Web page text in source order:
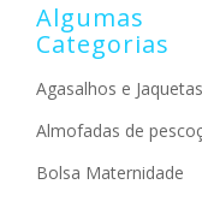
Algumas
Categorias
Agasalhos e Jaquetas
Almofadas de
Bolsa Maternidade